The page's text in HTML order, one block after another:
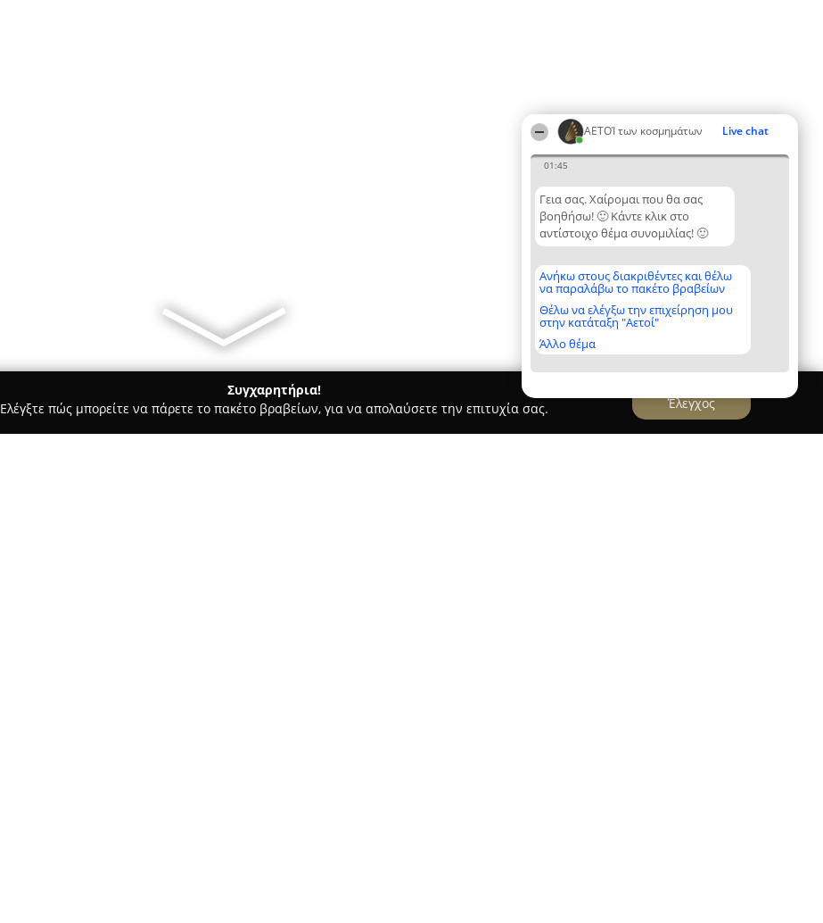
ΑΕΤΟΊ των κοσμημάτων Live chat
01:45
Γεια σας. Χαίρομαι που θα σας
βοηθήσω! 🙂 Κάντε κλικ στο
αντίστοιχο θέμα συνομιλίας! 🙂
Ανήκω στους διακριθέντες και θέλω
να παραλάβω το πακέτο βραβείων
Θέλω να ελέγξω την επιχείρηση μου
στην κατάταξη "Αετοί"
Άλλο θέμα
Συγχαρητήρια!
Ελέγξτε πώς μπορείτε να πάρετε το πακέτο βραβείων, για να απολαύσετε την επιτυχία σας.
Έλεγχος